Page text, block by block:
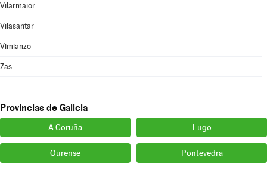
Vilarmaior
Vilasantar
Vimianzo
Zas
Provincias de Galicia
A Coruña Lugo
Ourense Pontevedra